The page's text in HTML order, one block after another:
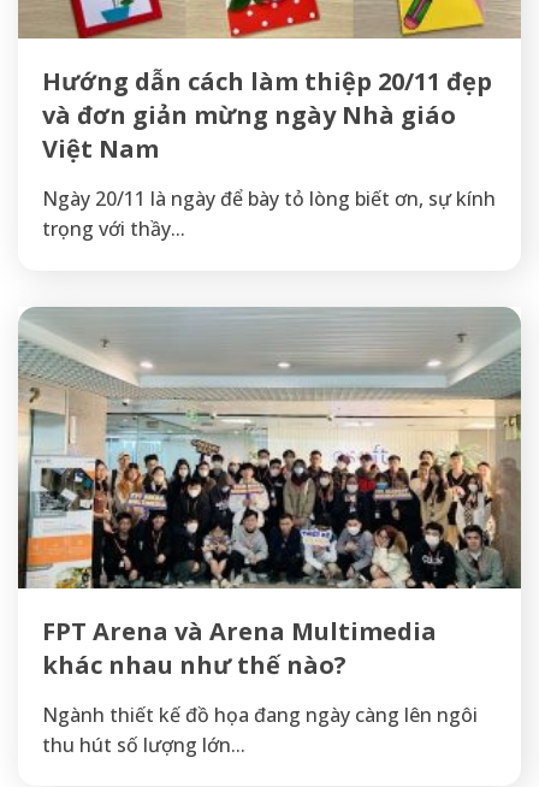
Hướng dẫn cách làm thiệp 20/11 đẹp
và đơn giản mừng ngày Nhà giáo
Việt Nam
Ngày 20/11 là ngày để bày tỏ lòng biết ơn, sự kính
trọng với thầy...
FPT Arena và Arena Multimedia
khác nhau như thế nào?
Ngành thiết kế đồ họa đang ngày càng lên ngôi
thu hút số lượng lớn...